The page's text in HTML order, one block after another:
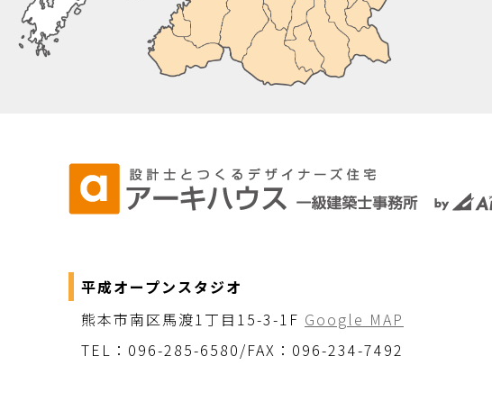
平成オープンスタジオ
熊本市南区馬渡1丁目15-3-1F Google MAP
TEL：096-285-6580/FAX：096-234-7492